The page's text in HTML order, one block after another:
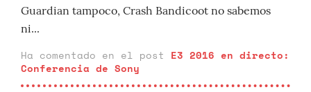
Guardian tampoco, Crash Bandicoot no sabemos
ni...
Ha comentado en el post E3 2016 en directo:
Conferencia de Sony